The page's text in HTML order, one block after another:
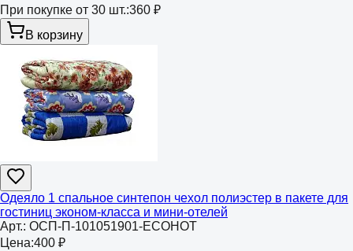
При покупке от 30 шт.:360 ₽
В корзину
Одеяло 1 спальное синтепон чехол полиэстер в пакете для
гостиниц эконом-класса и мини-отелей
Арт.: ОСП-П-101051901-ECOHOT
Цена:400 ₽